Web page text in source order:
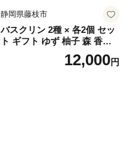
静岡県藤枝市
バスクリン 2種 × 各2個 セッ
ト ギフト ゆず 柚子 森 香り
日用品 お風呂 バス用品 温活
アロマ 香り まとめ買い静岡
12,000円